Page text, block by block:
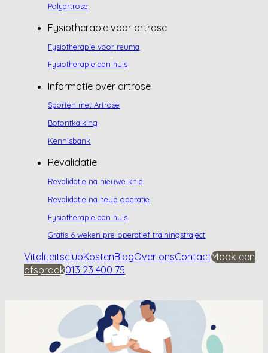
Polyartrose
Fysiotherapie voor artrose
Fysiotherapie voor reuma
Fysiotherapie aan huis
Informatie over artrose
Sporten met Artrose
Botontkalking
Kennisbank
Revalidatie
Revalidatie na nieuwe knie
Revalidatie na heup operatie
Fysiotherapie aan huis
Gratis 6 weken pre-operatief trainingstraject
VitaliteitsclubKostenBlogOver onsContactMaak een
afspraak013 23 400 75
Kennisbank Hoe beweeg je veilig met knieartrose?